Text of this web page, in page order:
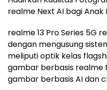
realme Next AI bagi Anak
realme 13 Pro Series 5G
dengan mengusung
meliputi optik kelas
gambar berbasis realme
gambar berbasis AI dan